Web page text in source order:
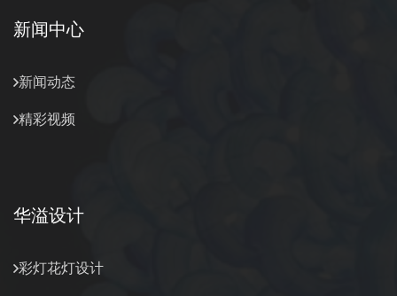
新闻中心
新闻动态
精彩视频
华溢设计
彩灯花灯设计